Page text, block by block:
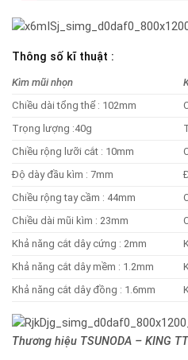
Thông số kĩ thuật :
Kìm mũi nhọn
Chiều dài tổng thể : 102mm
Trọng lượng :40g
Chiều rộng lưỡi cắt : 10mm
Độ dày đầu kìm : 7mm
Chiều rộng tay cầm : 44mm
Chiều dài mũi kìm : 23mm
Khả năng cắt dây cứng : 2mm
Khả năng cắt dây mềm : 1.2mm
Khả năng cắt dây đồng : 1.6mm
Thương hiệu TSUNODA – KING